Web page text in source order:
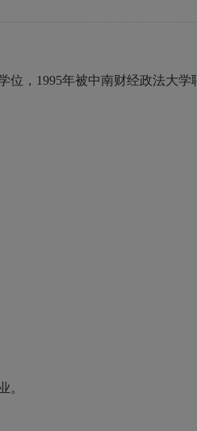
位，1995年被中南财经政法大学
。